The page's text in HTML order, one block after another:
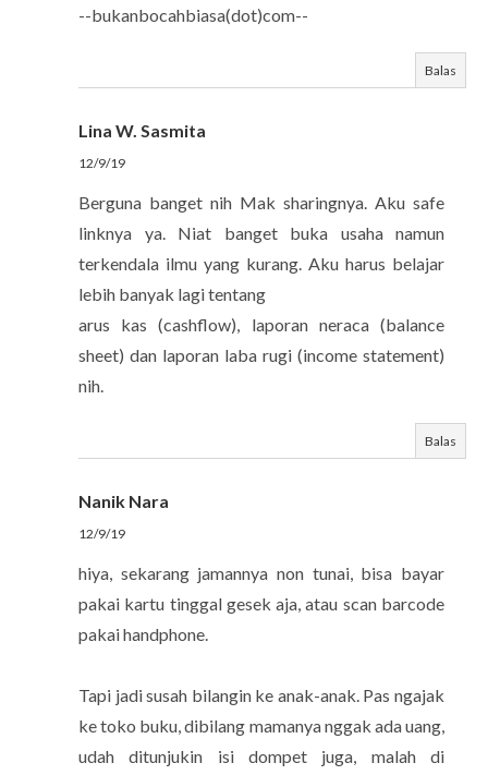
--bukanbocahbiasa(dot)com--
Balas
Lina W. Sasmita
12/9/19
Berguna banget nih Mak sharingnya. Aku safe
linknya ya. Niat banget buka usaha namun
terkendala ilmu yang kurang. Aku harus belajar
lebih banyak lagi tentang
arus kas (cashflow), laporan neraca (balance
sheet) dan laporan laba rugi (income statement)
nih.
Balas
Nanik Nara
12/9/19
hiya, sekarang jamannya non tunai, bisa bayar
pakai kartu tinggal gesek aja, atau scan barcode
pakai handphone.
Tapi jadi susah bilangin ke anak-anak. Pas ngajak
ke toko buku, dibilang mamanya nggak ada uang,
udah ditunjukin isi dompet juga, malah di